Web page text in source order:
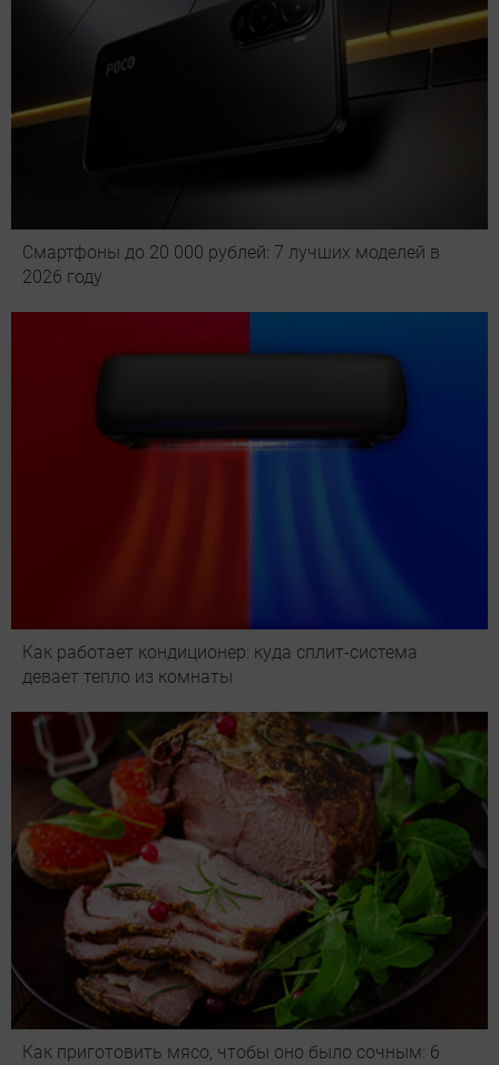
Смартфоны до 20 000 рублей: 7 лучших моделей в
2026 году
Как работает кондиционер: куда сплит-система
девает тепло из комнаты
Как приготовить мясо, чтобы оно было сочным: 6